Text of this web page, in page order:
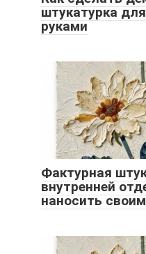
штукатурка
руками
Фактурная
внутренней
наносить